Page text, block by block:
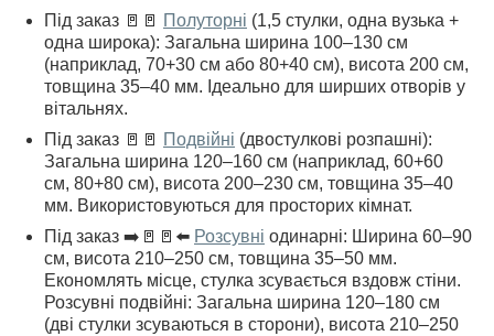
Під заказ 🚪🚪 Полуторні (1,5 стулки, одна вузька +
одна широка): Загальна ширина 100–130 см
(наприклад, 70+30 см або 80+40 см), висота 200 см,
товщина 35–40 мм. Ідеально для ширших отворів у
вітальнях.
Під заказ 🚪🚪 Подвійні (двостулкові розпашні):
Загальна ширина 120–160 см (наприклад, 60+60
см, 80+80 см), висота 200–230 см, товщина 35–40
мм. Використовуються для просторих кімнат.
Під заказ ➡️🚪🚪⬅️ Розсувні одинарні: Ширина 60–90
см, висота 210–250 см, товщина 35–50 мм.
Економлять місце, стулка зсувається вздовж стіни.
Розсувні подвійні: Загальна ширина 120–180 см
(дві стулки зсуваються в сторони), висота 210–250